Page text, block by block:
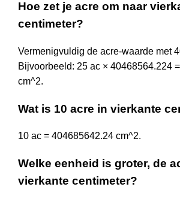
Hoe zet je acre om naar
centimeter?
Vermenigvuldig de acre-waarde met
Bijvoorbeeld: 25 ac × 40468564.224
cm^2.
Wat is 10 acre in vierkante
10 ac = 404685642.24 cm^2.
Welke eenheid is groter, de
vierkante centimeter?